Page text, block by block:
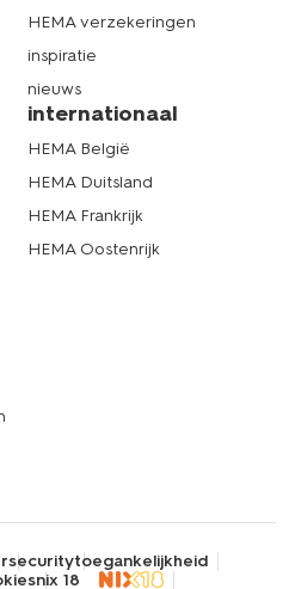
HEMA verzekeringen
inspiratie
nieuws
internationaal
HEMA België
HEMA Duitsland
HEMA Frankrijk
HEMA Oostenrijk
securitytoegankelijkheid
nix 18